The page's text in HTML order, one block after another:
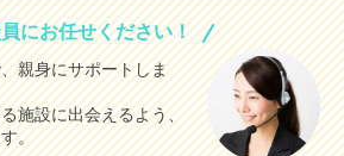
にお任せください！
親身にサポートしま
施設に出会えるよう、
。